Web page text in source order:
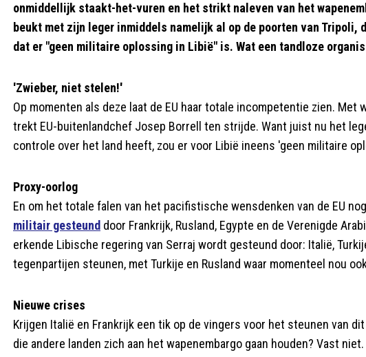
onmiddellijk staakt-het-vuren en het strikt naleven van het
beukt met zijn leger inmiddels namelijk al op de poorten van Tripoli,
dat er "geen militaire oplossing in Libië" is. Wat een tandloze
'Zwieber, niet stelen!'
Op momenten als deze laat de EU haar totale incompetentie zien.
trekt EU-buitenlandchef Josep Borrell ten strijde. Want juist nu het
controle over het land heeft, zou er voor Libië ineens 'geen militaire
Proxy-oorlog
En om het totale falen van het pacifistische wensdenken van de EU
militair gesteund door Frankrijk, Rusland, Egypte en de Verenigde
erkende Libische regering van Serraj wordt gesteund door: Italië,
tegenpartijen steunen, met Turkije en Rusland waar momenteel nou
Nieuwe crises
Krijgen Italië en Frankrijk een tik op de vingers voor het steunen van
die andere landen zich aan het wapenembargo gaan houden? Vast